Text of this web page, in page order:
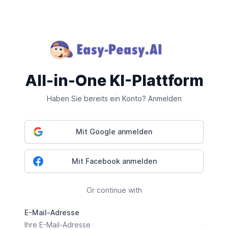
All-in-One KI-Plattform
Haben Sie bereits ein Konto? Anmelden
Mit Google anmelden
Mit Facebook anmelden
Or continue with
E-Mail-Adresse